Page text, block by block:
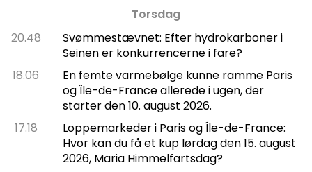
Torsdag
20.48
Svømmestævnet: Efter hydrokarboner i
Seinen er konkurrencerne i fare?
18.06
En femte varmebølge kunne ramme Paris
og Île-de-France allerede i ugen, der
starter den 10. august 2026.
17.18
Loppemarkeder i Paris og Île-de-France:
Hvor kan du få et kup lørdag den 15. august
2026, Maria Himmelfartsdag?